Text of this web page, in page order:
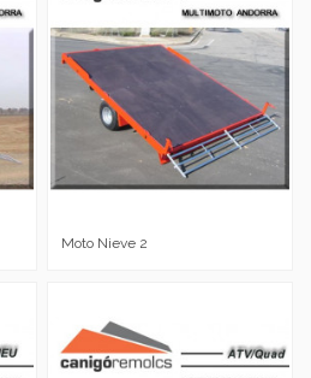
Moto Nieve 2